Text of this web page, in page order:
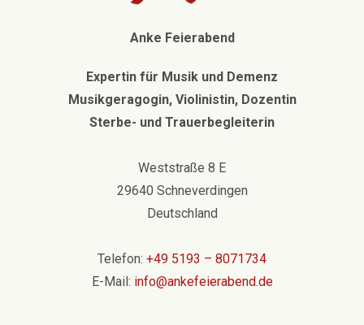
Anke Feierabend
Expertin für Musik und Demenz
Musikgeragogin, Violinistin, Dozentin
Sterbe- und Trauerbegleiterin
Weststraße 8 E
29640 Schneverdingen
Deutschland
Telefon: +49 5193 – 8071734
E-Mail: info@ankefeierabend.de